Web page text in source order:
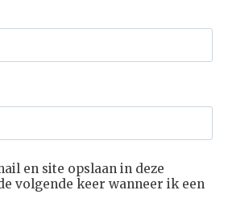
en site opslaan in deze
volgende keer wanneer ik een